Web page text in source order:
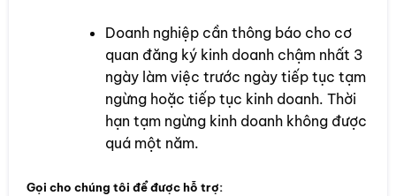
Doanh nghiệp cần thông báo cho cơ
quan đăng ký kinh doanh chậm nhất 3
ngày làm việc trước ngày tiếp tục tạm
ngừng hoặc tiếp tục kinh doanh. Thời
hạn tạm ngừng kinh doanh không được
quá một năm.
Gọi cho chúng tôi để được hỗ trợ: